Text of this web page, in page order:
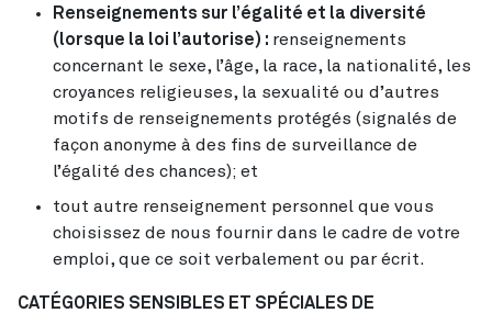
Renseignements sur l’égalité et la diversité
(lorsque la loi l’autorise) : renseignements
concernant le sexe, l’âge, la race, la nationalité, les
croyances religieuses, la sexualité ou d’autres
motifs de renseignements protégés (signalés de
façon anonyme à des fins de surveillance de
l’égalité des chances); et
tout autre renseignement personnel que vous
choisissez de nous fournir dans le cadre de votre
emploi, que ce soit verbalement ou par écrit.
CATÉGORIES SENSIBLES ET SPÉCIALES DE